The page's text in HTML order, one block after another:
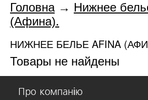
Головна→ Нижнее
(Афина).
НИЖНЕЕ БЕЛЬЕ AFINA
Товары не найдены
Про компанію